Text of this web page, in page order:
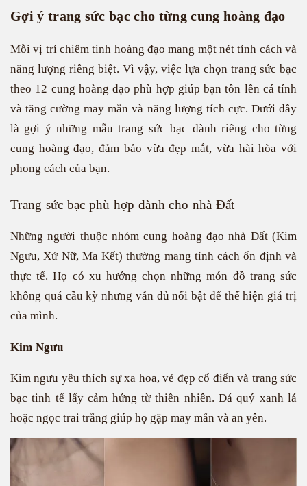
Gợi ý trang sức bạc cho từng cung hoàng đạo
Mỗi vị trí chiêm tinh hoàng đạo mang một nét tính cách và
năng lượng riêng biệt. Vì vậy, việc lựa chọn trang sức bạc
theo 12 cung hoàng đạo phù hợp giúp bạn tôn lên cá tính
và tăng cường may mắn và năng lượng tích cực. Dưới đây
là gợi ý những mẫu trang sức bạc dành riêng cho từng
cung hoàng đạo, đảm bảo vừa đẹp mắt, vừa hài hòa với
phong cách của bạn.
Trang sức bạc phù hợp dành cho nhà Đất
Những người thuộc nhóm cung hoàng đạo nhà Đất (Kim
Ngưu, Xử Nữ, Ma Kết) thường mang tính cách ổn định và
thực tế. Họ có xu hướng chọn những món đồ trang sức
không quá cầu kỳ nhưng vẫn đủ nổi bật để thể hiện giá trị
của mình.
Kim Ngưu
Kim ngưu yêu thích sự xa hoa, vẻ đẹp cổ điển và trang sức
bạc tinh tế lấy cảm hứng từ thiên nhiên. Đá quý xanh lá
hoặc ngọc trai trắng giúp họ gặp may mắn và an yên.